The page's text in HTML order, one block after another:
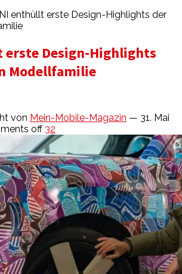
enthüllt erste Design-Highlights der
erste Design-Highlights
Modellfamilie
von Mein-Mobile-Magazin — 31. Mai
off 32